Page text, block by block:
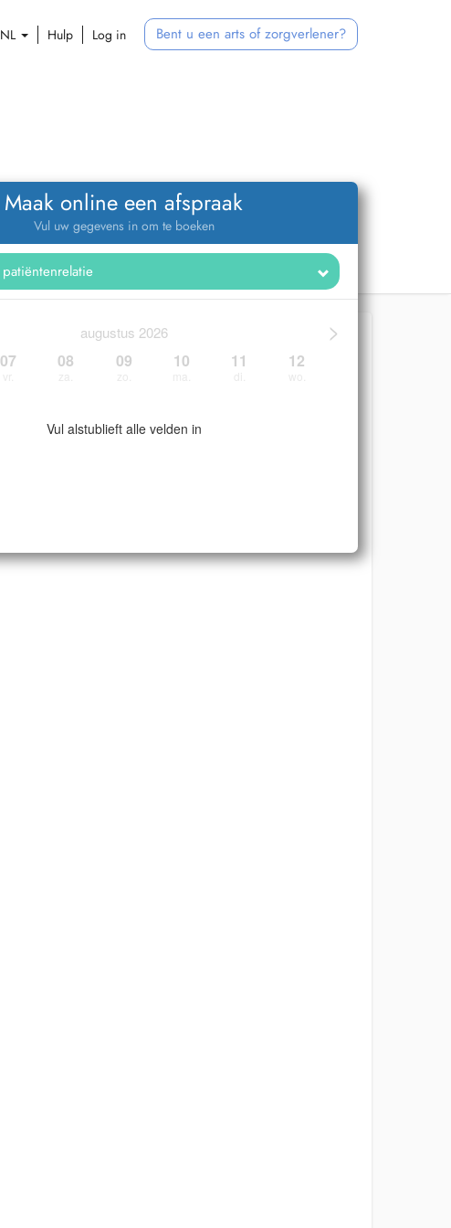
NL Hulp Log in Bent u een arts of zorgverlener?
Maak online een afspraak
Vul uw gegevens in om te boeken
>
augustus 2026
07 08 09 10 11 12
Vul alstublieft alle velden in